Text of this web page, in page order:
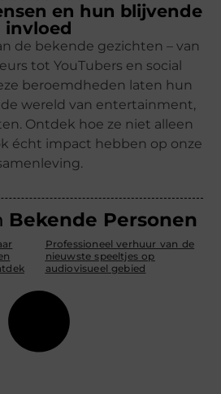
en hun blijvende
invloed
de bekende gezichten – van
tot YouTubers en social
beroemdheden laten hun
wereld van entertainment,
Ontdek hoe ze niet alleen
écht impact hebben op onze
Bekende Personen
Professioneel verhuur van de
nieuwste speeltjes op
audiovisueel gebied